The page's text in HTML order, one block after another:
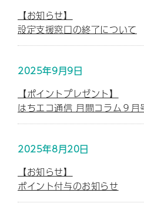
【お知らせ】
設定支援窓口の終了について
2025年9月9日
【ポイントプレゼント】
はちエコ通信 月間コラム９月
2025年8月20日
【お知らせ】
ポイント付与のお知らせ